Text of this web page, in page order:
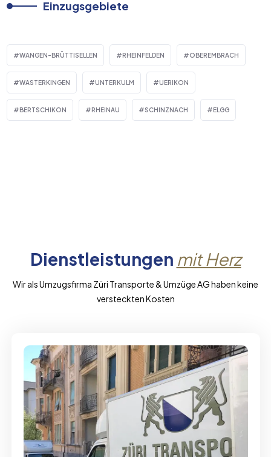
Einzugsgebiete
WANGEN-BRÜTTISELLEN RHEINFELDEN OBEREMBRACH
WASTERKINGEN UNTERKULM UERIKON
BERTSCHIKON RHEINAU SCHINZNACH ELGG
Dienstleistungen mit Herz
Wir als Umzugsfirma Züri Transporte & Umzüge AG haben keine
versteckten Kosten